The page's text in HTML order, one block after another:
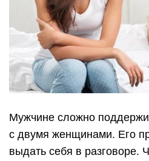
Мужчине сложно
с двумя женщинами. Его
выдать себя в разговоре.